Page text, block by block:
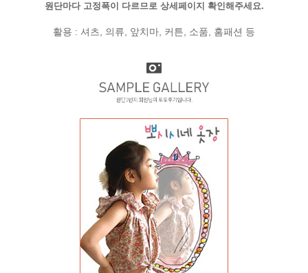
원단마다 고정폭이 다르므로 상세페이지 확인해주세요.
활용 : 셔츠, 의류, 앞치마, 커튼, 소품, 홈패션 등